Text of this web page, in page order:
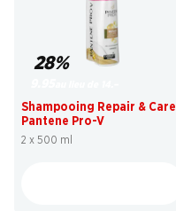
28%
Shampooing Repair & Care
Pantene Pro-V
2 x 500 ml